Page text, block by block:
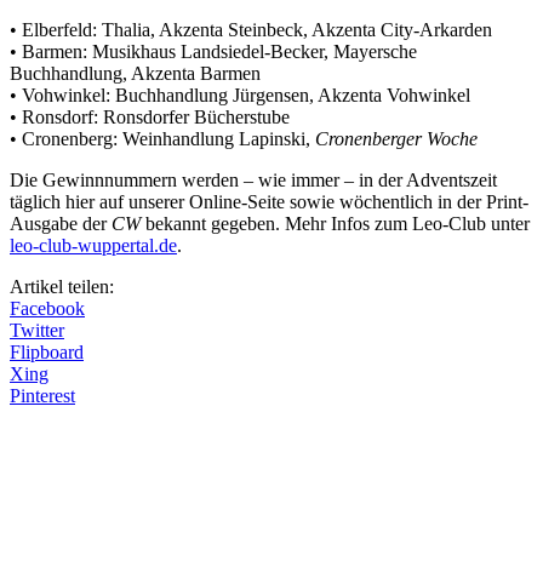
• Elberfeld: Thalia, Akzenta Steinbeck, Akzenta City-Arkarden
• Barmen: Musikhaus Landsiedel-Becker, Mayersche
Buchhandlung, Akzenta Barmen
• Vohwinkel: Buchhandlung Jürgensen, Akzenta Vohwinkel
• Ronsdorf: Ronsdorfer Bücherstube
• Cronenberg: Weinhandlung Lapinski, Cronenberger Woche
Die Gewinnnummern werden – wie immer – in der Adventszeit
täglich hier auf unserer Online-Seite sowie wöchentlich in der Print-
Ausgabe der CWbekannt gegeben. Mehr Infos zum Leo-Club unter
leo-club-wuppertal.de.
Artikel teilen:
Facebook
Twitter
Flipboard
Xing
Pinterest